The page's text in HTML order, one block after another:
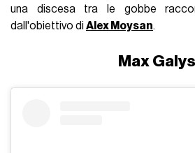
una discesa tra le gobbe
dall'obiettivo diAlex Moysan.
Max Galys